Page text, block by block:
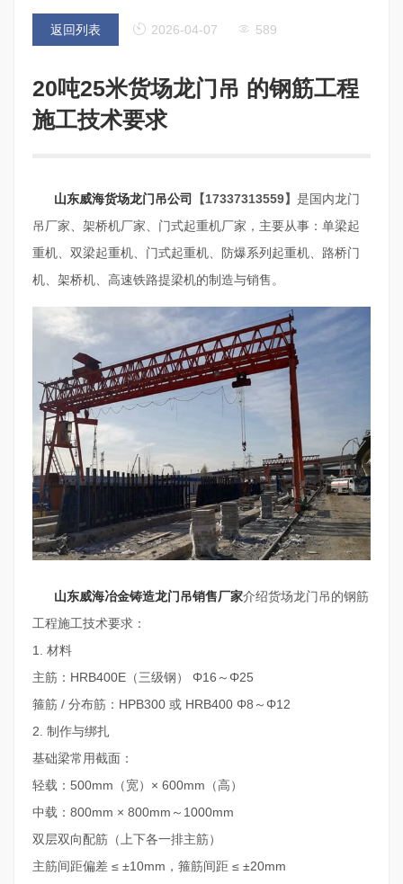
返回列表 2026-04-07 589
20吨25米货场龙门吊 的钢筋工程
施工技术要求
山东威海货场龙门吊公司 【17337313559】 是国内龙门
吊厂家、架桥机厂家、门式起重机厂家，主要从事：单梁起
重机、双梁起重机、门式起重机、防爆系列起重机、路桥门
机、架桥机、高速铁路提梁机的制造与销售。
山东威海冶金铸造龙门吊销售厂家介绍货场龙门吊的钢筋
工程施工技术要求：
1. 材料
主筋：HRB400E（三级钢） Φ16～Φ25
箍筋 / 分布筋：HPB300 或 HRB400 Φ8～Φ12
2. 制作与绑扎
基础梁常用截面：
轻载：500mm（宽）× 600mm（高）
中载：800mm × 800mm～1000mm
双层双向配筋（上下各一排主筋）
主筋间距偏差 ≤ ±10mm，箍筋间距 ≤ ±20mm